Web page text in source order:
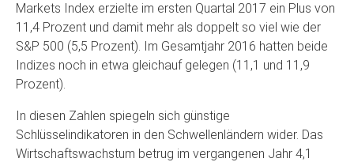
Markets Index erzielte im ersten Quartal 2017 ein Plus von
11,4 Prozent und damit mehr als doppelt so viel wie der
S&P 500 (5,5 Prozent). Im Gesamtjahr 2016 hatten beide
Indizes noch in etwa gleichauf gelegen (11,1 und 11,9
Prozent).
In diesen Zahlen spiegeln sich günstige
Schlüsselindikatoren in den Schwellenländern wider. Das
Wirtschaftswachstum betrug im vergangenen Jahr 4,1